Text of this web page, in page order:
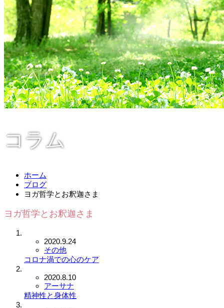
コラム
ホーム
ブログ
ヨガ哲学とお釈迦さま
ヨガ哲学とお釈迦さま
2020.9.24
その他
コロナ渦での心のケア
2020.8.10
アーサナ
精神性と身体性